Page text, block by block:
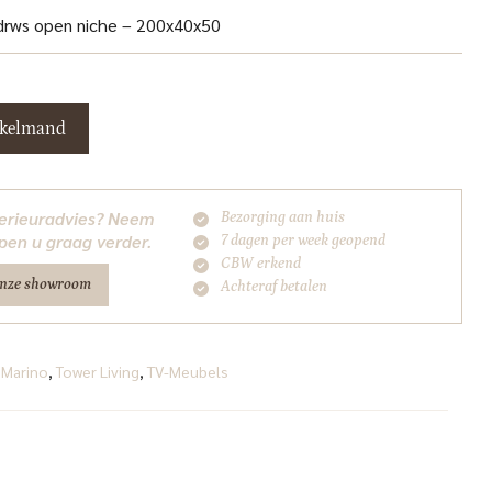
open niche – 200x40x50
Neem
u graag verder.
showroom
Bezorging aan huis
7 dagen per week geopend
CBW erkend
Achteraf betalen
, Tower Living, TV-Meubels